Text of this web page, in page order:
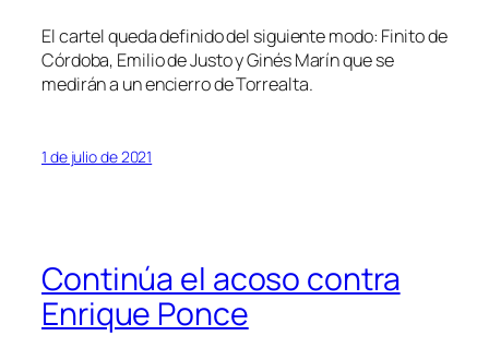
El cartel queda definido del siguiente modo: Finito de
Córdoba, Emilio de Justo y Ginés Marín que se
medirán a un encierro de Torrealta.
1 de julio de 2021
Continúa el acoso contra
Enrique Ponce